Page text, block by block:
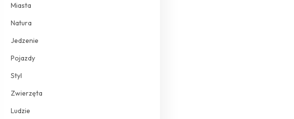
Miasta
Natura
Jedzenie
Pojazdy
Styl
Zwierzęta
Ludzie